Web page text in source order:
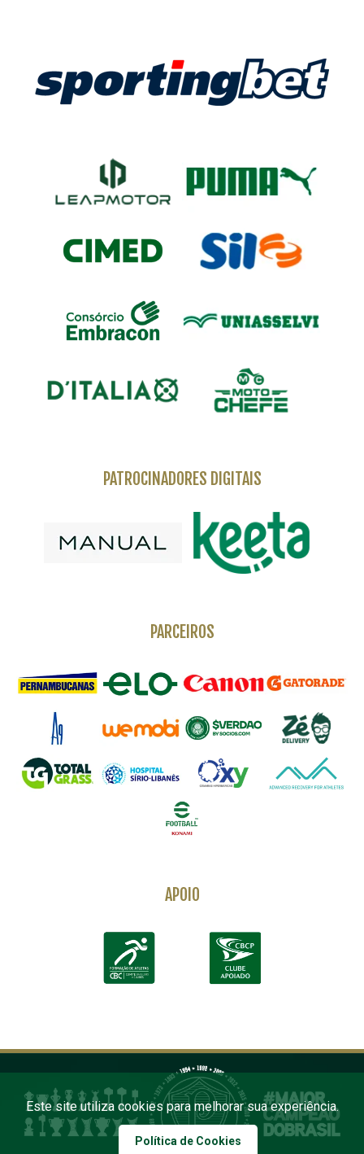
PATROCINADORES DIGITAIS
PARCEIROS
APOIO
Este site utiliza cookies para melhorar sua experiência.
Política de Cookies